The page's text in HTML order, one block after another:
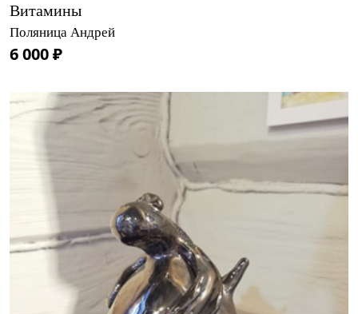
Витамины
Поляница Андрей
6 000 ₽